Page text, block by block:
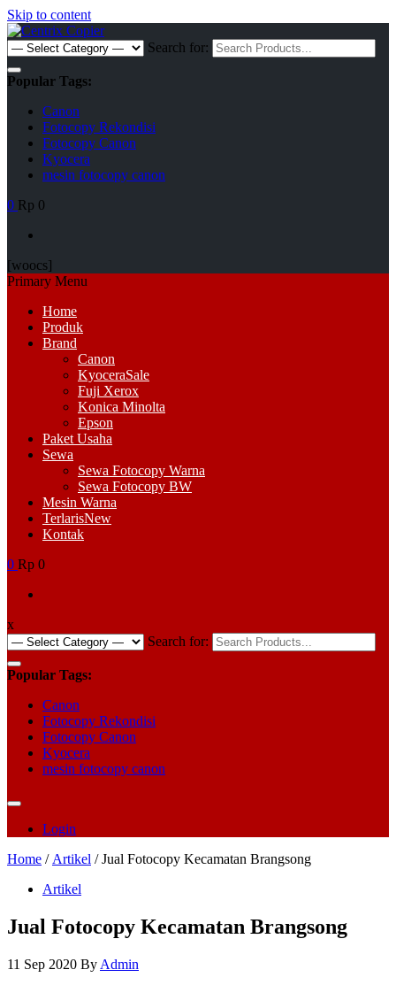
Skip to content
Search for:
Popular Tags:
Canon
Fotocopy Rekondisi
Fotocopy Canon
Kyocera
mesin fotocopy canon
0 Rp 0
[woocs]
Primary Menu
Home
Produk
Brand
Canon
KyoceraSale
Fuji Xerox
Konica Minolta
Epson
Paket Usaha
Sewa
Sewa Fotocopy Warna
Sewa Fotocopy BW
Mesin Warna
TerlarisNew
Kontak
0 Rp 0
x
Search for:
Popular Tags:
Canon
Fotocopy Rekondisi
Fotocopy Canon
Kyocera
mesin fotocopy canon
Login
Home / Artikel / Jual Fotocopy Kecamatan Brangsong
Artikel
Jual Fotocopy Kecamatan Brangsong
11 Sep 2020 By Admin